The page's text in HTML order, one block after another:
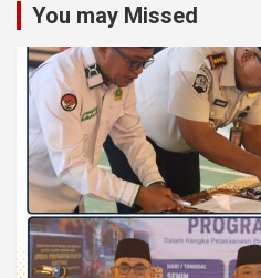
You may Missed